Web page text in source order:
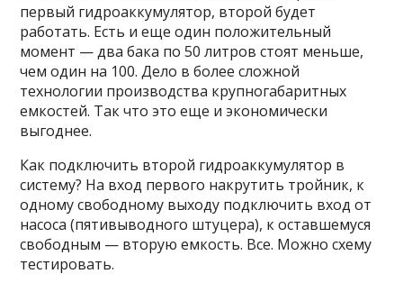
первый гидроаккумулятор, второй будет
работать. Есть и еще один положительный
момент — два бака по 50 литров стоят меньше,
чем один на 100. Дело в более сложной
технологии производства крупногабаритных
емкостей. Так что это еще и экономически
выгоднее.
Как подключить второй гидроаккумулятор в
систему? На вход первого накрутить тройник, к
одному свободному выходу подключить вход от
насоса (пятивыводного штуцера), к оставшемуся
свободным — вторую емкость. Все. Можно схему
тестировать.